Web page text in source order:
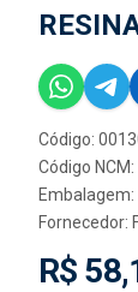
Código:
Código
Embalagem:
Fornecedor:
R$